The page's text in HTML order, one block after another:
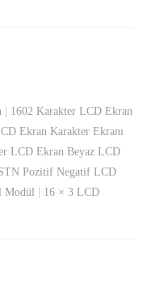
| 1602 Karakter LCD Ekran
Ekran Karakter Ekranı
LCD Ekran Beyaz LCD
Pozitif Negatif LCD
Modül | 16 × 3 LCD